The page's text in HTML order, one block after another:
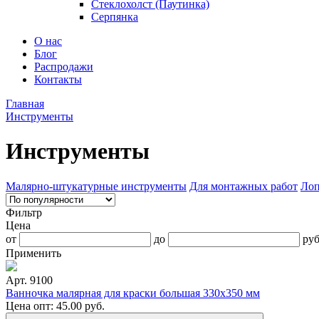
Стеклохолст (Паутинка)
Серпянка
О нас
Блог
Распродажи
Контакты
Главная
Инструменты
Инструменты
Малярно-штукатурные инструменты Для монтажных работ
Фильтр
Цена
от
до
руб
Применить
Арт. 9100
Ванночка малярная для краски большая 330х350 мм
Цена опт: 45.00 руб.